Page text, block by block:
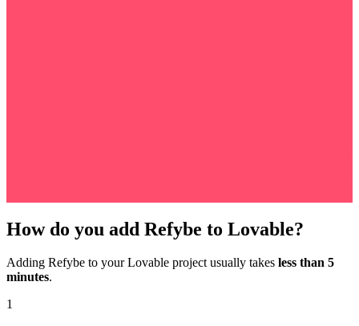
How do you add Refybe to Lovable?
Adding Refybe to your Lovable project usually takes less than 5
minutes.
1